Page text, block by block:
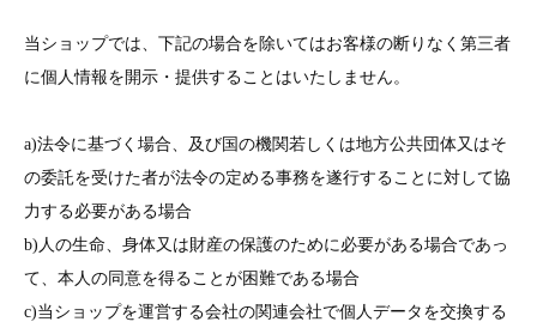
当ショップでは、下記の場合を除いてはお客様の断りなく第三者
に個人情報を開示・提供することはいたしません。
a)法令に基づく場合、及び国の機関若しくは地方公共団体又はそ
の委託を受けた者が法令の定める事務を遂行することに対して協
力する必要がある場合
b)人の生命、身体又は財産の保護のために必要がある場合であっ
て、本人の同意を得ることが困難である場合
c)当ショップを運営する会社の関連会社で個人データを交換する